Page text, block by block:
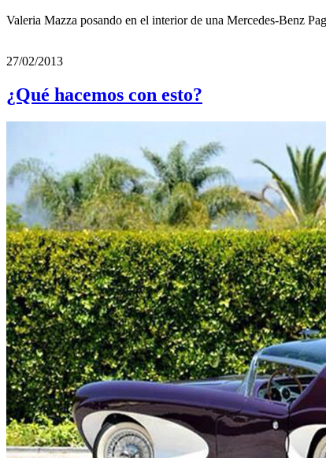
Valeria Mazza posando en el interior de una Mercedes-Benz
27/02/2013
¿Qué hacemos con esto?